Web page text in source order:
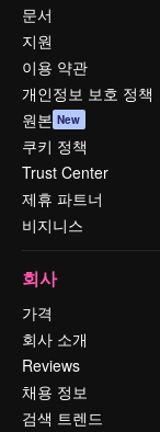
문서
지원
이용 약관
개인정보 보호 정책
원본 New
쿠키 정책
Trust Center
제휴 파트너
비지니스
회사
가격
회사 소개
Reviews
채용 정보
검색 트렌드